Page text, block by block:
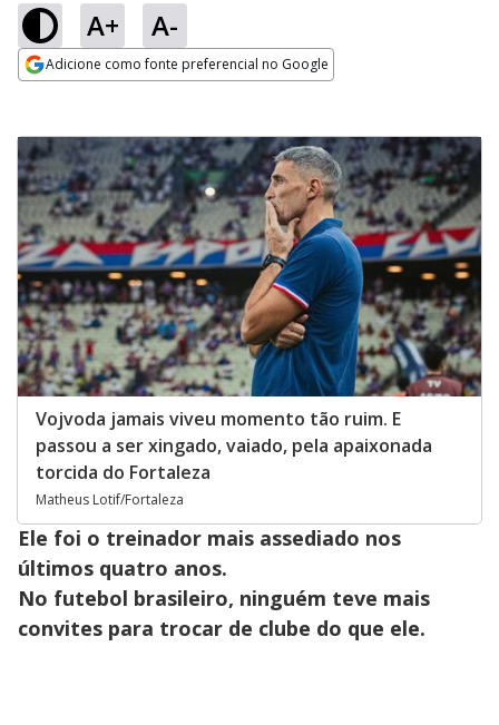
A+ A-
Adicione como fonte preferencial no Google
Vojvoda jamais viveu momento tão ruim. E
passou a ser xingado, vaiado, pela apaixonada
torcida do Fortaleza
Matheus Lotif/Fortaleza
Ele foi o treinador mais assediado nos
últimos quatro anos.
No futebol brasileiro, ninguém teve mais
convites para trocar de clube do que ele.